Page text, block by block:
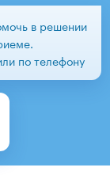
в решении
по телефону